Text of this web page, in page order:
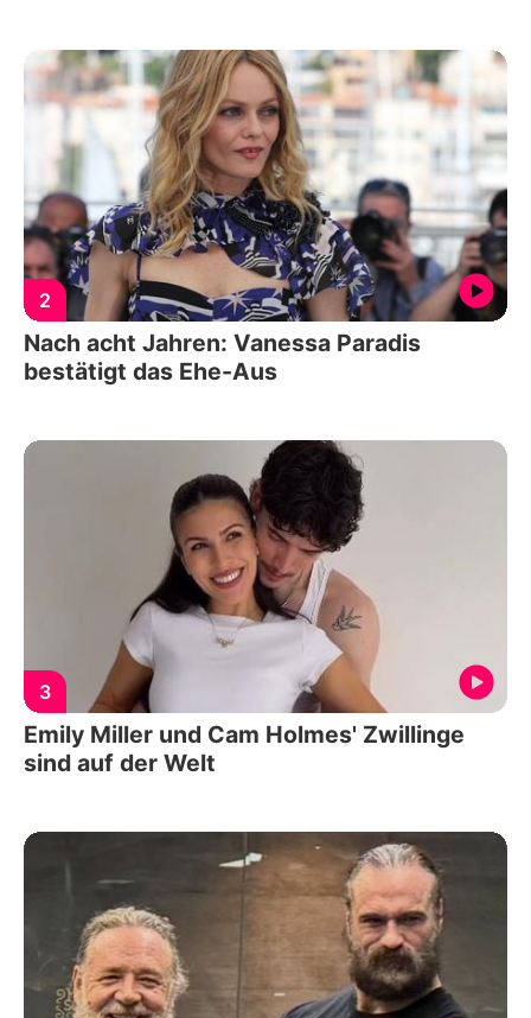
2
Nach acht Jahren: Vanessa Paradis
bestätigt das Ehe-Aus
3
Emily Miller und Cam Holmes' Zwillinge
sind auf der Welt